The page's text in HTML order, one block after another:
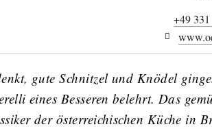
+49
gute Schnitzel und Knödel
eines Besseren belehrt. Das
der österreichischen Küche in